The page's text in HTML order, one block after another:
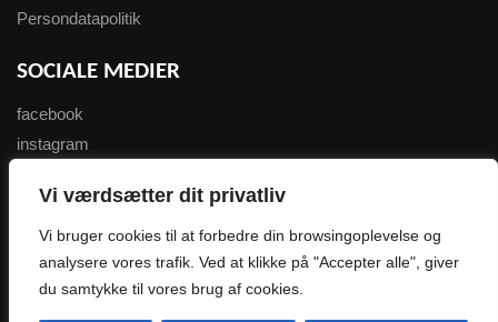
Vi værdsætter dit privatliv
Vi bruger cookies til at forbedre din browsingoplevelse og
analysere vores trafik. Ved at klikke på "Accepter alle", giver
du samtykke til vores brug af cookies.
Persondatapolitik
SOCIALE MEDIER
facebook
instagram
NYHEDSBREV